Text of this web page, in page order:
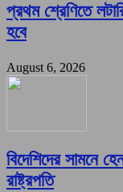
প্রথম শ্রেণিতে
হবে
August 6, 2026
বিদেশিদের সামনে
রাষ্ট্রপতি